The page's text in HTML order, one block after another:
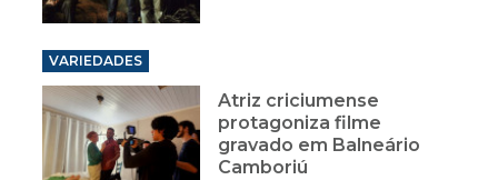
VARIEDADES
Atriz criciumense
protagoniza filme
gravado em Balneário
Camboriú